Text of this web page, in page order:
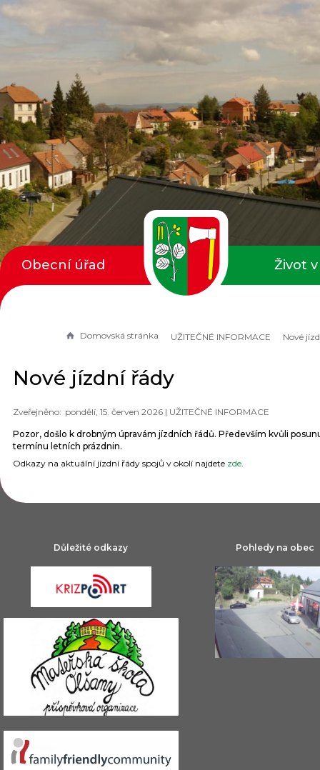
Domovská stránka UŽITEČNÉ INFORMACE Nové
Nové jízdní řády
pondělí, 15. červen 2026 | UŽITEČNÉ INFORMACE
Pozor, došlo k drobným úpravám jízdních řádů. Především kvůli
termínu letních prázdnin.
Odkazy na aktuální jízdní řády spojů v okolí najdete zde.
Obecní úřad Život
Důležité odkazy Pohledy na obec